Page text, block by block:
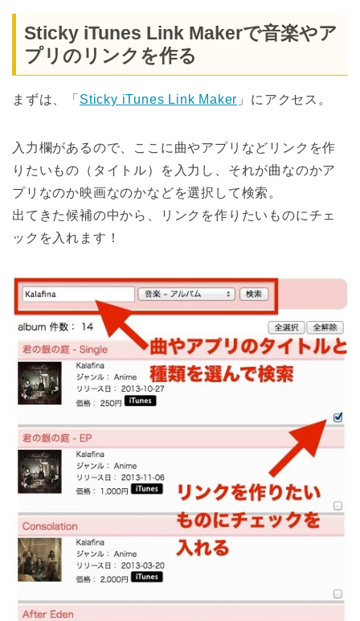
Sticky iTunes Link Makerで音楽やア
プリのリンクを作る
まずは、「 Sticky iTunes Link Maker 」にアクセス。
入力欄があるので、ここに曲やアプリなどリンクを作
りたいもの（タイトル）を入力し、それが曲なのかア
プリなのか映画なのかなどを選択して検索。
出てきた候補の中から、リンクを作りたいものにチェ
ックを入れます！